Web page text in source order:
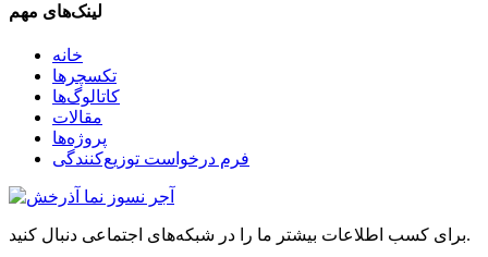
لینک‌های مهم
خانه
تکسچرها
کاتالوگ‌ها
مقالات
پروژه‌ها
فرم درخواست توزیع‌کنندگی
برای کسب اطلاعات بیشتر ما را در شبکه‌های اجتماعی دنبال کنید.